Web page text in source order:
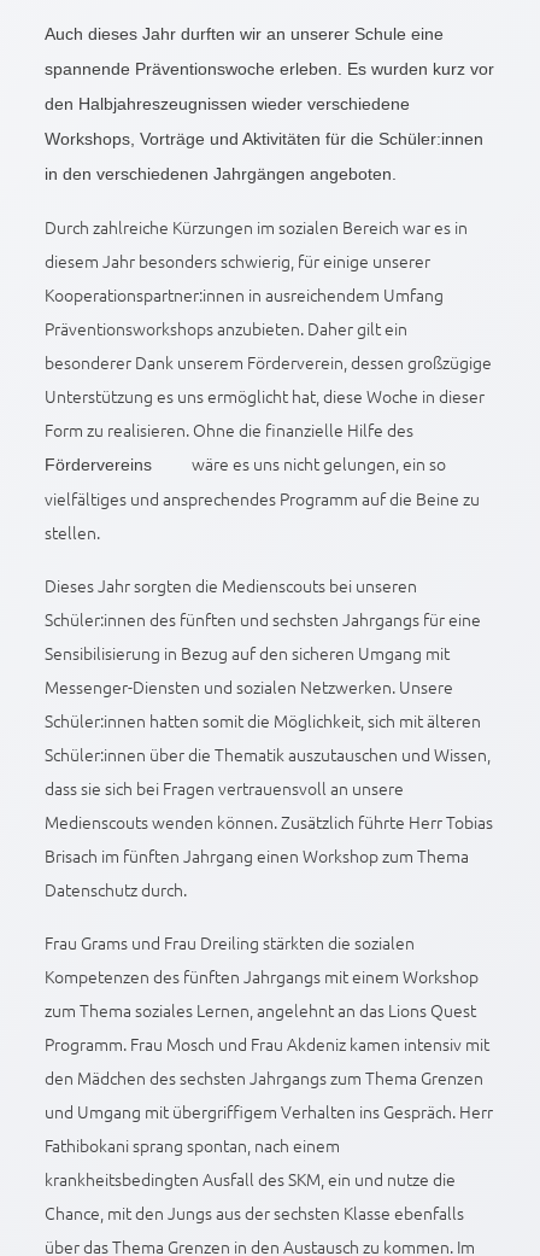
Auch dieses Jahr durften wir an unserer Schule eine
spannende Präventionswoche erleben. Es wurden kurz vor
den Halbjahreszeugnissen wieder verschiedene
Workshops, Vorträge und Aktivitäten für die Schüler:innen
in den verschiedenen Jahrgängen angeboten.
Durch zahlreiche Kürzungen im sozialen Bereich war es in
diesem Jahr besonders schwierig, für einige unserer
Kooperationspartner:innen in ausreichendem Umfang
Präventionsworkshops anzubieten. Daher gilt ein
besonderer Dank unserem Förderverein, dessen großzügige
Unterstützung es uns ermöglicht hat, diese Woche in dieser
Form zu realisieren. Ohne die finanzielle Hilfe des
Fördervereins
wäre es uns nicht gelungen, ein so
vielfältiges und ansprechendes Programm auf die Beine zu
stellen.
Dieses Jahr sorgten die Medienscouts bei unseren
Schüler:innen des fünften und sechsten Jahrgangs für eine
Sensibilisierung in Bezug auf den sicheren Umgang mit
Messenger-Diensten und sozialen Netzwerken. Unsere
Schüler:innen hatten somit die Möglichkeit, sich mit älteren
Schüler:innen über die Thematik auszutauschen und Wissen,
dass sie sich bei Fragen vertrauensvoll an unsere
Medienscouts wenden können. Zusätzlich führte Herr Tobias
Brisach im fünften Jahrgang einen Workshop zum Thema
Datenschutz durch.
Frau Grams und Frau Dreiling stärkten die sozialen
Kompetenzen des fünften Jahrgangs mit einem Workshop
zum Thema soziales Lernen, angelehnt an das Lions Quest
Programm. Frau Mosch und Frau Akdeniz kamen intensiv mit
den Mädchen des sechsten Jahrgangs zum Thema Grenzen
und Umgang mit übergriffigem Verhalten ins Gespräch. Herr
Fathibokani sprang spontan, nach einem
krankheitsbedingten Ausfall des SKM, ein und nutze die
Chance, mit den Jungs aus der sechsten Klasse ebenfalls
über das Thema Grenzen in den Austausch zu kommen. Im